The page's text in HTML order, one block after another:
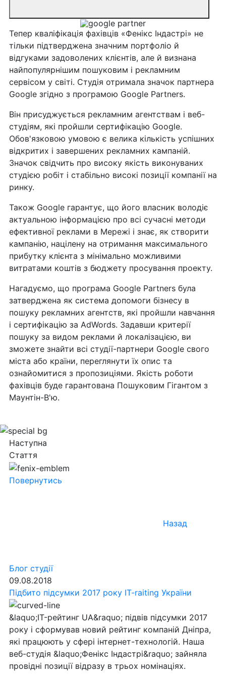
Тепер кваліфікація фахівців «Фенікс Індастрі» не
тільки підтверджена значним портфоліо й
відгуками задоволених клієнтів, але й визнана
найпопулярнішим пошуковим і рекламним
сервісом у світі. Студія отримала значок партнера
Google згідно з програмою Google Partners.
Він присуджується рекламним агентствам і веб-
студіям, які пройшли сертифікацію Google.
Обов'язковою умовою є велика кількість успішних
відкритих і завершених рекламних кампаній.
Значок свідчить про високу якість виконуваних
студією робіт і стабільно високі позиції компанії на
ринку.
Також Google гарантує, що його власник володіє
актуальною інформацією про всі сучасні методи
ефективної реклами в Мережі і знає, як створити
кампанію, націлену на отримання максимального
прибутку клієнта з мінімально можливими
витратами коштів з бюджету просування проекту.
Нагадуємо, що програма Google Partners була
затверджена як система допомоги бізнесу в
пошуку рекламних агентств, які пройшли навчання
і сертифікацію за AdWords. Задавши критерії
пошуку за видом реклами й локалізацією, ви
зможете знайти всі студії-партнери Google свого
міста або країни, переглянути їх опис та
ознайомитися з пропозиціями. Якість роботи
фахівців буде гарантована Пошуковим Гігантом з
Маунтін-В'ю.
Наступна
Стаття
Повернутись
Назад
Блог студії
09.08.2018
Підбито підсумки 2017 року IT-raiting України
&laquo;IT-рейтинг UA&raquo; підвів підсумки 2017
року і сформував новий рейтинг компаній Дніпра,
які працюють у сфері інтернет-технологій. Наша
веб-студія &laquo;Фенікс Індастрі&raquo; зайняла
провідні позиції відразу в трьох номінаціях.